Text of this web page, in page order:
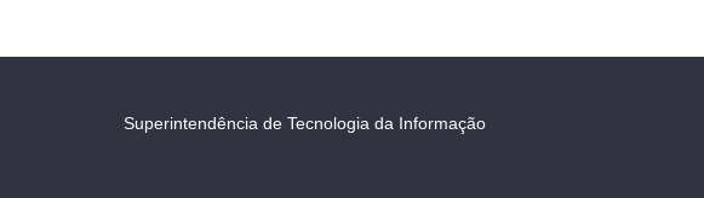
Superintendência de Tecnologia da Informação